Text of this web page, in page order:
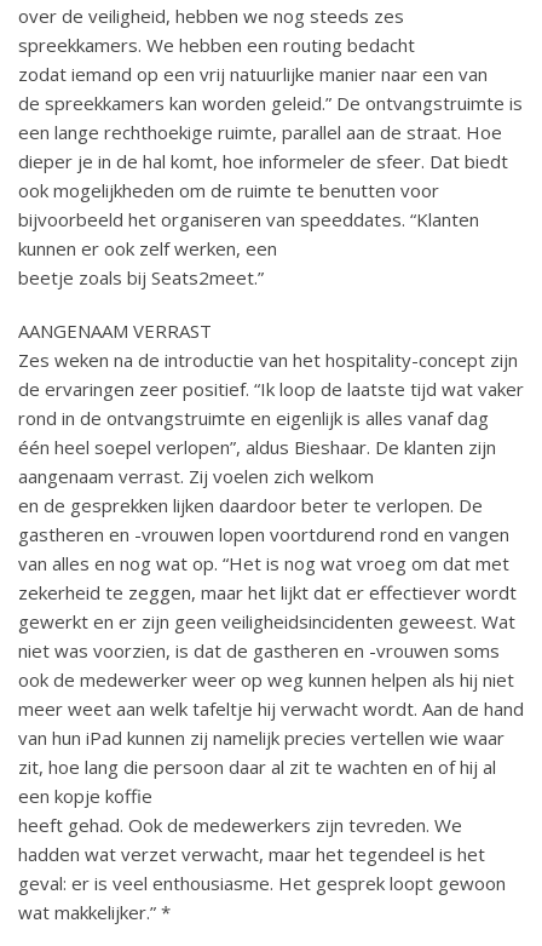
over de veiligheid, hebben we nog steeds zes
spreekkamers. We hebben een routing bedacht
zodat iemand op een vrij natuurlijke manier naar een van
de spreekkamers kan worden geleid.” De ontvangstruimte is
een lange rechthoekige ruimte, parallel aan de straat. Hoe
dieper je in de hal komt, hoe informeler de sfeer. Dat biedt
ook mogelijkheden om de ruimte te benutten voor
bijvoorbeeld het organiseren van speeddates. “Klanten
kunnen er ook zelf werken, een
beetje zoals bij Seats2meet.”
AANGENAAM VERRAST
Zes weken na de introductie van het hospitality-concept zijn
de ervaringen zeer positief. “Ik loop de laatste tijd wat vaker
rond in de ontvangstruimte en eigenlijk is alles vanaf dag
één heel soepel verlopen”, aldus Bieshaar. De klanten zijn
aangenaam verrast. Zij voelen zich welkom
en de gesprekken lijken daardoor beter te verlopen. De
gastheren en -vrouwen lopen voortdurend rond en vangen
van alles en nog wat op. “Het is nog wat vroeg om dat met
zekerheid te zeggen, maar het lijkt dat er effectiever wordt
gewerkt en er zijn geen veiligheidsincidenten geweest. Wat
niet was voorzien, is dat de gastheren en -vrouwen soms
ook de medewerker weer op weg kunnen helpen als hij niet
meer weet aan welk tafeltje hij verwacht wordt. Aan de hand
van hun iPad kunnen zij namelijk precies vertellen wie waar
zit, hoe lang die persoon daar al zit te wachten en of hij al
een kopje koffie
heeft gehad. Ook de medewerkers zijn tevreden. We
hadden wat verzet verwacht, maar het tegendeel is het
geval: er is veel enthousiasme. Het gesprek loopt gewoon
wat makkelijker.” *